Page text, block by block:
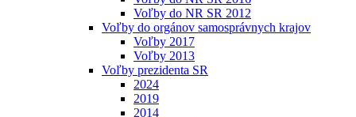
Voľby do NR SR 2012
Voľby do orgánov samosprávnych krajov
Voľby 2017
Voľby 2013
Voľby prezidenta SR
2024
2019
2014